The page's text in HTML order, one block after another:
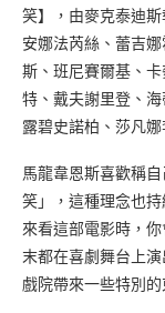
笑】，由麥克泰迪
安娜法芮絲、蕾吉
斯、班尼賽爾基、
特、戴夫謝里登、
露碧史諾柏、莎凡
馬龍韋恩斯喜歡稱
笑」，這種理念也
來看這部電影時，
末都在喜劇舞台上
戲院帶來一些特別的